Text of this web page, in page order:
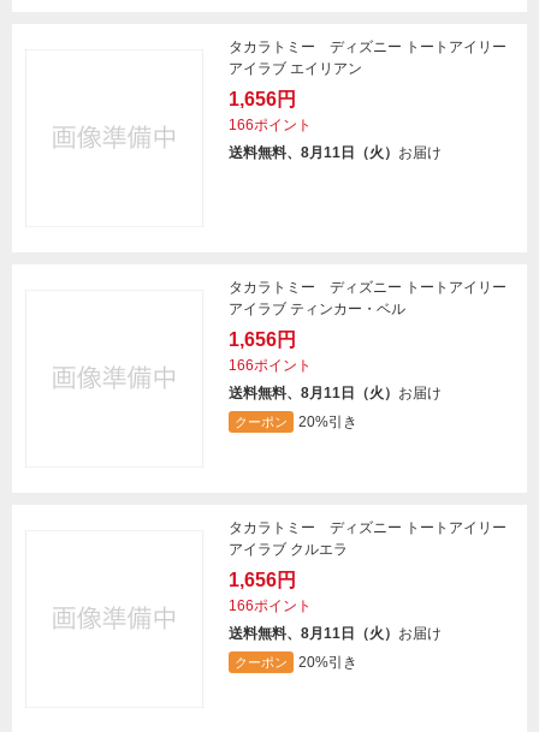
タカラトミー ディズニー トートアイリー
アイラブ エイリアン
1,656円
166ポイント
送料無料、8月11日（火） お届け
タカラトミー ディズニー トートアイリー
アイラブ ティンカー・ベル
1,656円
166ポイント
送料無料、8月11日（火） お届け
クーポン 20%引き
タカラトミー ディズニー トートアイリー
アイラブ クルエラ
1,656円
166ポイント
送料無料、8月11日（火） お届け
クーポン 20%引き